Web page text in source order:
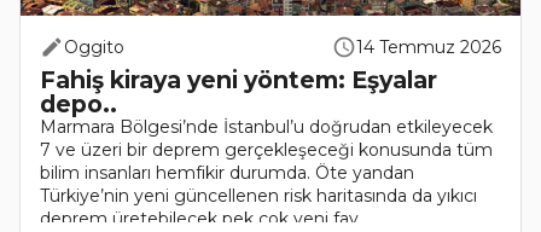
Oggito 14 Temmuz 2026
Fahiş kiraya yeni yöntem: Eşyalar
depo..
Marmara Bölgesi’nde İstanbul’u doğrudan etkileyecek
7 ve üzeri bir deprem gerçekleşeceği konusunda tüm
bilim insanları hemfikir durumda. Öte yandan
Türkiye’nin yeni güncellenen risk haritasında da yıkıcı
deprem üretebilecek pek çok yeni fay..